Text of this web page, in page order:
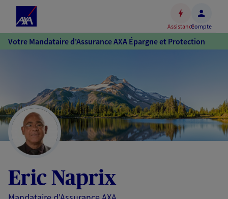
Accéder
au
Accéder
au
pied
de
page
AssistanceCompte
Votre Mandataire d'Assurance AXA Épargne et Protection
Eric Naprix